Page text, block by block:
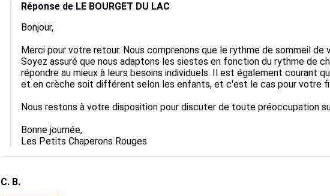
Réponse de LE BOURGET DU LAC
Bonjour,
Merci pour votre retour. Nous comprenons que le rythme de sommeil
Soyez assuré que nous adaptons les siestes en fonction du rythme de
répondre au mieux à leurs besoins individuels. Il est également courant
et en crèche soit différent selon les enfants, et c'est le cas pour votre
Nous restons à votre disposition pour discuter de toute préoccupation
Bonne journée,
Les Petits Chaperons Rouges
C. B.